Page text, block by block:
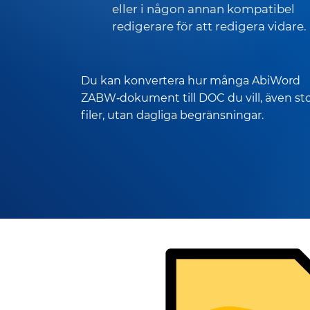
eller i någon annan kompatibel
redigerare för att redigera vidare.
Du kan konvertera hur många AbiWord
ZABW‑dokument till DOC du vill, även
filer, utan dagliga begränsningar.